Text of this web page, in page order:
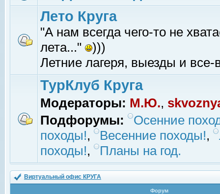
Лето Круга
"А нам всегда чего-то не
лета..."
)))
Летние лагеря, выезды и все-
ТурКлуб Круга
Модераторы: М.Ю.,
Подфорумы:
Осенние
походы!, Весенние походы!,
походы!, Планы на год.
Виртуальный офис КРУГА
Форум